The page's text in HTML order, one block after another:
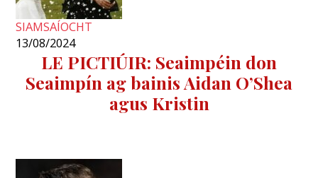
SIAMSAÍOCHT
13/08/2024
LE PICTIÚIR: Seaimpéin don
Seaimpín ag bainis Aidan O’Shea
agus Kristin